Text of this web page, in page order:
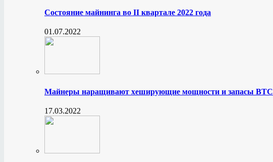
Состояние майнинга во II квартале 2022 года
01.07.2022
Майнеры наращивают хеширующие мощности и запасы BTC
17.03.2022